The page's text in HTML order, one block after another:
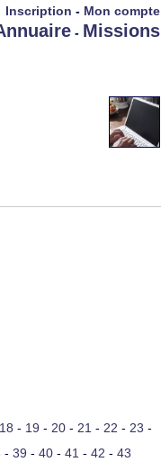
Inscription - Mon compte
- Missions
18 - 19 - 20 - 21 - 22 - 23 -
- 39 - 40 - 41 - 42 - 43